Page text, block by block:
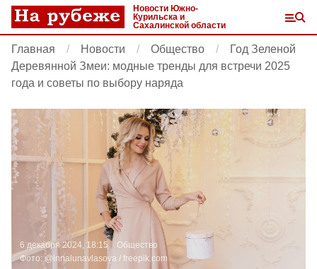
Новости Южно-
Курильска и
Сахалинской области
Главная Новости Общество
Год Зеленой
Деревянной Змеи: модные тренды для встречи 2025
года и советы по выбору наряда
6 декабря 2024, 18:15
Общество
Фото:@innalunavlasova / freepik.com